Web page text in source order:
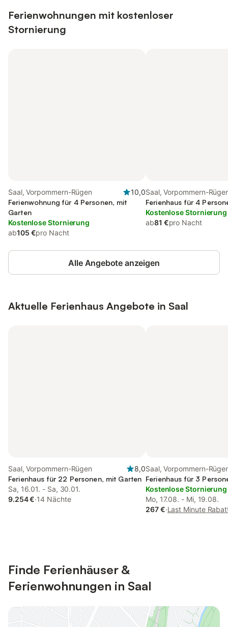
Ferienwohnungen mit kostenloser
Stornierung
Saal, Vorpommern-Rügen
10,0
Ferienwohnung für 4 Personen, mit
Garten
Kostenlose Stornierung
ab105 €pro Nacht
Saal, Vorpommern-
Ferienhaus für 4
Kostenlose Stornierung
ab81 €pro Nacht
Alle Angebote anzeigen
Aktuelle Ferienhaus Angebote in Saal
Saal, Vorpommern-Rügen
8,0
Ferienhaus für 22 Personen, mit Garten
Sa, 16.01. - Sa, 30.01.
9.254 €·14 Nächte
Saal, Vorpommern-
Ferienhaus für 3
Kostenlose Stornierung
Mo, 17.08. - Mi, 19.08.
267 €·Last Minute
Finde Ferienhäuser &
Ferienwohnungen in Saal